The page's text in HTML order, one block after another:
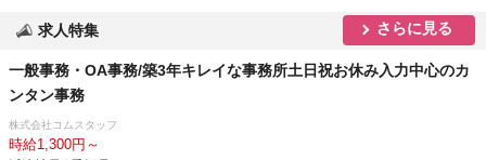
求人特集 さらに見る
一般事務・OA事務/築3年キレイな事務所土日祝お休み入力中心のカ
ンタン事務
株式会社コムスタッフ
時給1,300円～